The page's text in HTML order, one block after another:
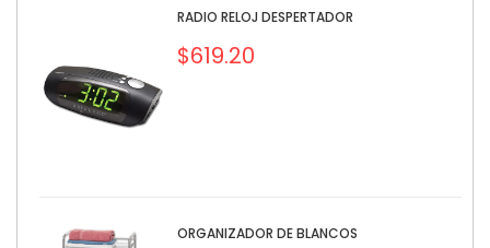
RADIO RELOJ DESPERTADOR
$619.20
ORGANIZADOR DE BLANCOS